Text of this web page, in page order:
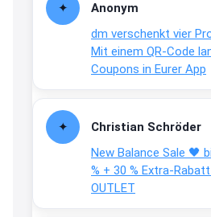
Anonym
dm verschenkt vier
Mit einem QR-Code
Coupons in Eurer App
Christian Schröder
New Balance Sale 🖤
% + 30 % Extra-
OUTLET
www.linda.de/
2:21
↩
Gratis Hitzewarn-
verfärbt sich ab
Text weiter unten
shop.bioeg.de/
achtun...